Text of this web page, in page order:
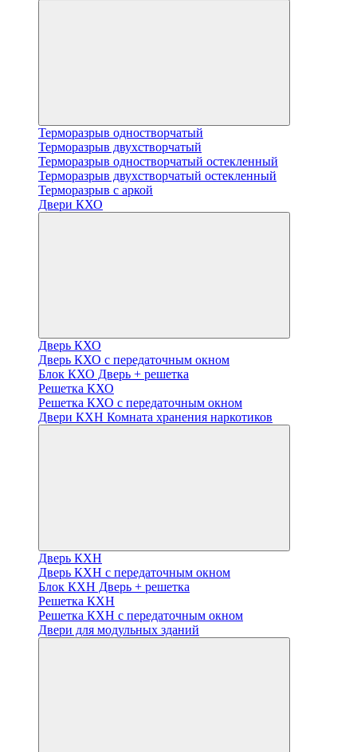
Терморазрыв одностворчатый
Терморазрыв двухстворчатый
Терморазрыв одностворчатый остекленный
Терморазрыв двухстворчатый остекленный
Терморазрыв с аркой
Двери КХО
Дверь КХО
Дверь КХО с передаточным окном
Блок КХО Дверь + решетка
Решетка КХО
Решетка КХО с передаточным окном
Двери КХН Комната хранения наркотиков
Дверь КХН
Дверь КХН с передаточным окном
Блок КХН Дверь + решетка
Решетка КХН
Решетка КХН с передаточным окном
Двери для модульных зданий